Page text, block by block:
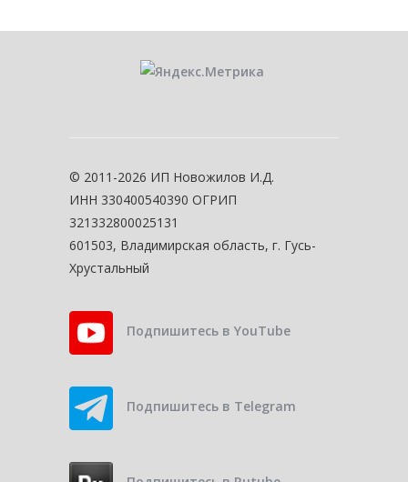
© 2011-2026 ИП Новожилов И.Д.
ИНН 330400540390 ОГРИП
321332800025131
601503, Владимирская область, г. Гусь-
Хрустальный
Подпишитесь в YouTube
Подпишитесь в Telegram